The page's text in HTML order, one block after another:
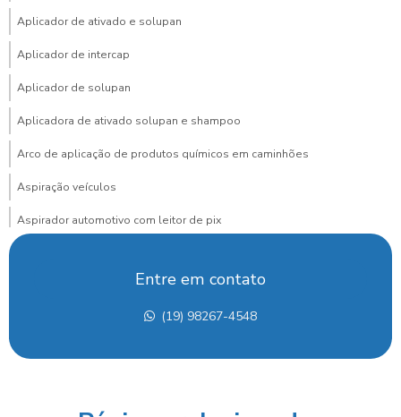
Aplicador de ativado e solupan
Aplicador de intercap
Aplicador de solupan
Aplicadora de ativado solupan e shampoo
Arco de aplicação de produtos químicos em caminhões
Aspiração veículos
Aspirador automotivo com leitor de pix
Aspirador de carros para lava rapido
Aspirador de carros portátil preço
Entre em contato
(19) 98267-4548